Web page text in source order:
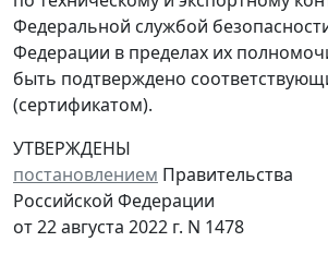
Федеральной службой
Федерации в пределах их
быть подтверждено
(сертификатом).
УТВЕРЖДЕНЫ
постановлением Правительства
Российской Федерации
от 22 августа 2022 г. N 1478